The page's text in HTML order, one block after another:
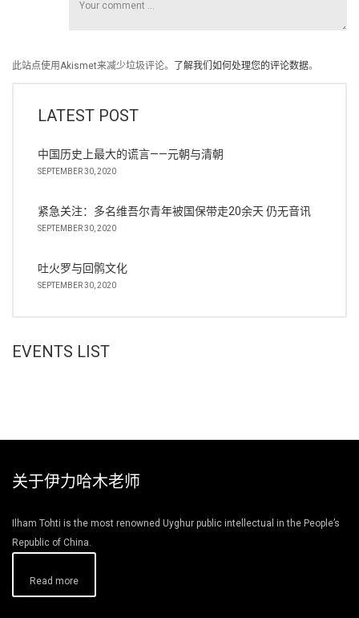
此站点使用Akismet来减少垃圾评论。 了解我们如何处理您的评论数据。
LATEST POST
中国历史上最大的谎言——元朝与清朝
SEPTEMBER 30, 2020
紧急关注：多名维吾尔青年被国保带走20余天 仍无音讯
SEPTEMBER 30, 2020
吐火罗与回鹘文化
SEPTEMBER 30, 2020
EVENTS LIST
关于伊力哈木老师
Ilham Tohti is the most renowned Uyghur public intellectual in the People’s
Republic of China.
Read more